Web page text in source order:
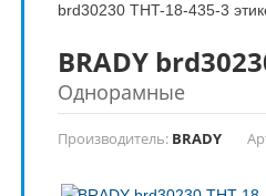
brd30230 THT-18-435-3
BRADY
Однорамные
Производитель: BRADY